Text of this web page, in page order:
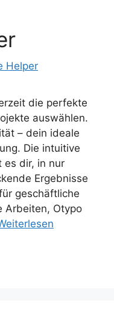
Helper
die perfekte
auswählen.
– dein ideale
Die intuitive
es dir, in nur
Ergebnisse
geschäftliche
Arbeiten, Otypo